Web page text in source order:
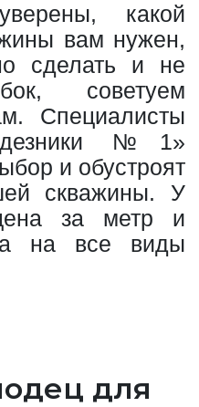
какой
вам нужен,
сделать и не
советуем
Специалисты
№1»
и обустроят
скважины. У
за метр и
на все виды
для